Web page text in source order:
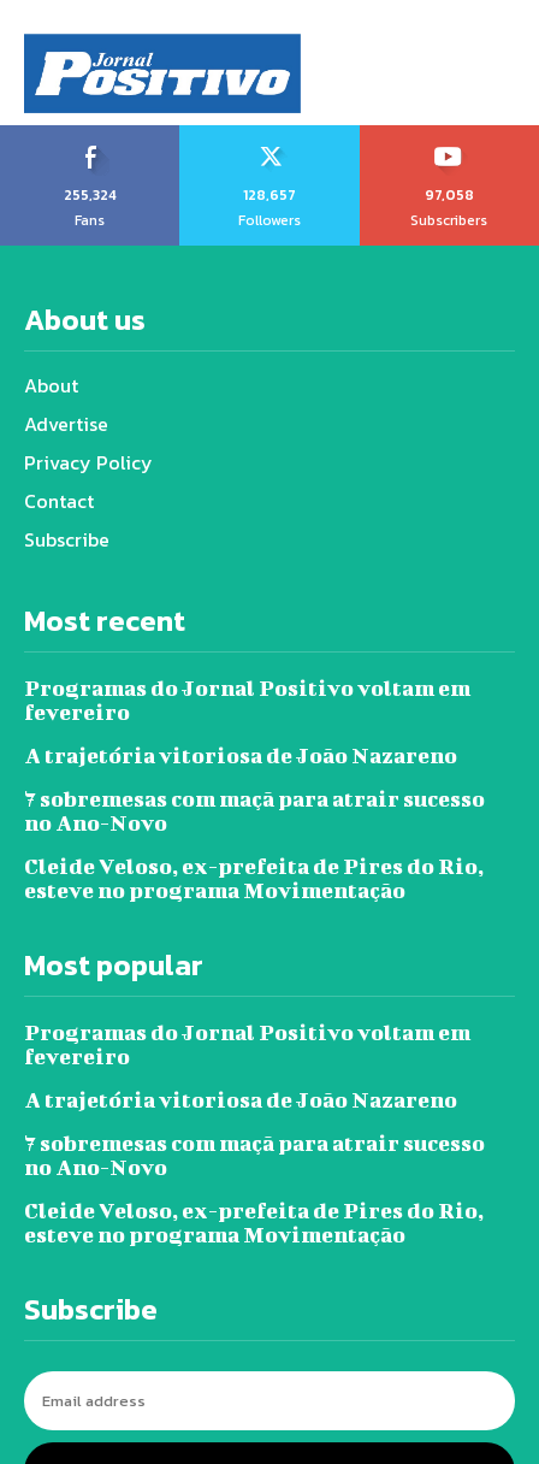
255,324
Fans
128,657
Followers
97,058
Subscribers
About us
About
Advertise
Privacy Policy
Contact
Subscribe
Most recent
Programas do Jornal Positivo voltam em
fevereiro
A trajetória vitoriosa de João Nazareno
7 sobremesas com maçã para atrair sucesso
no Ano-Novo
Cleide Veloso, ex-prefeita de Pires do Rio,
esteve no programa Movimentação
Most popular
Programas do Jornal Positivo voltam em
fevereiro
A trajetória vitoriosa de João Nazareno
7 sobremesas com maçã para atrair sucesso
no Ano-Novo
Cleide Veloso, ex-prefeita de Pires do Rio,
esteve no programa Movimentação
Subscribe